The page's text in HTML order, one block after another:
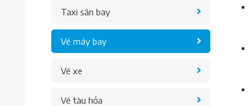
Taxi sân bay
Vé máy bay
Vé xe
Vé tàu hỏa